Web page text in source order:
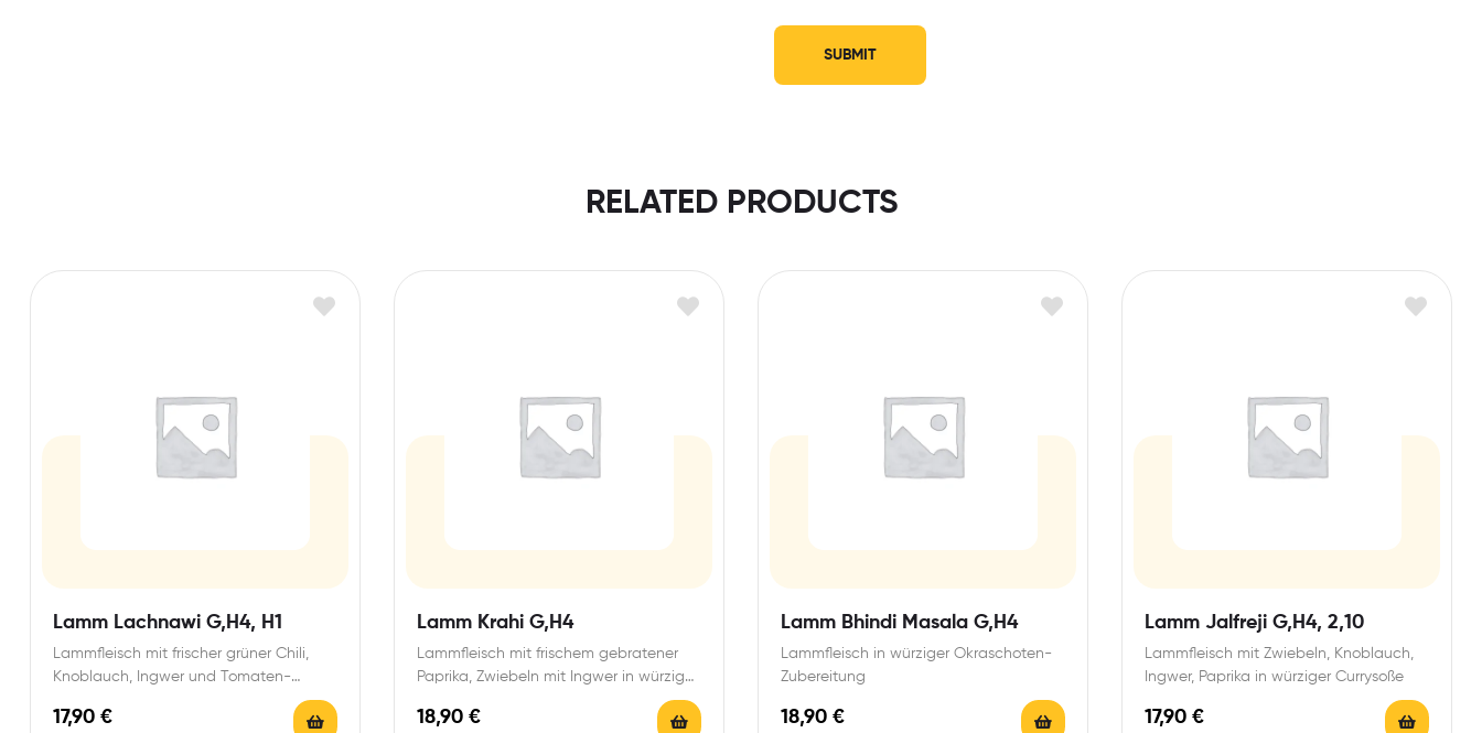
RELATED PRODUCTS
Lamm Lachnawi G,H4, H1
Lammfleisch mit frischer grüner Chili,
Knoblauch, Ingwer und Tomaten-
17,90 €
Lamm Krahi G,H4
Lammfleisch mit frischem gebratener
Paprika, Zwiebeln mit Ingwer in würziger
18,90 €
Lamm Bhindi Masala G,H4
Lammfleisch in würziger Okraschoten-
Zubereitung
18,90 €
Lamm Jalfreji G,H4, 2,10
Lammfleisch mit Zwiebeln, Knoblauch,
Ingwer, Paprika in würziger Currysoße
17,90 €